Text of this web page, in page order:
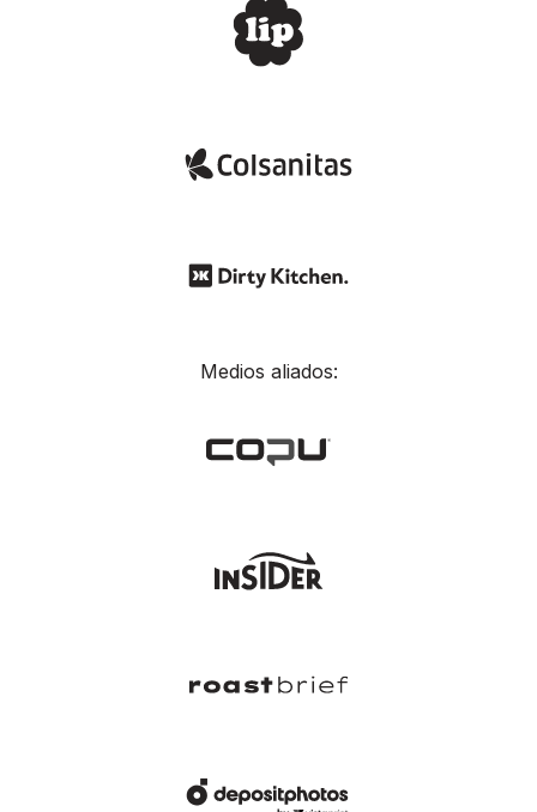
Medios aliados: